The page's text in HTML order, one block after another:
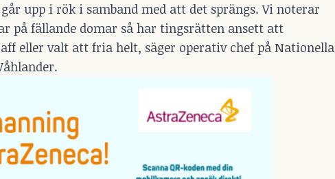
upp i rök i samband med att det sprängs. Vi noterar
på fällande domar så har tingsrätten ansett att
eller valt att fria helt, säger operativ chef på Nationella